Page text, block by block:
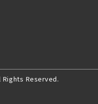
Rights Reserved.